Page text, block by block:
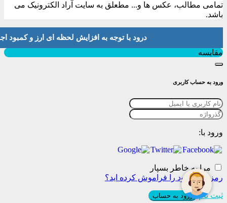
تمامی مطالب، عکس ها و... مطعلق به سایت آراد الکترونیک می
باشد.
درود با توجه به افزایش لحظه ای ارز و کمبود اجناس لطفا موجودی
مقایسه
ورود به حساب کاربری
ورود با:
مرا به خاطر بسپار
رمز عبور خود را فراموش کرده اید؟
ثبت نام ورود به حساب